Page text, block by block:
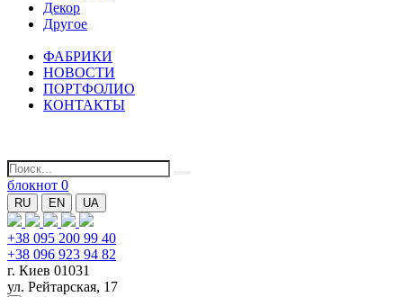
Декор
Другое
ФАБРИКИ
НОВОСТИ
ПОРТФОЛИО
КОНТАКТЫ
блокнот 0
RU EN UA
+38 095 200 99 40
+38 096 923 94 82
г. Киев 01031
ул. Рейтарская, 17